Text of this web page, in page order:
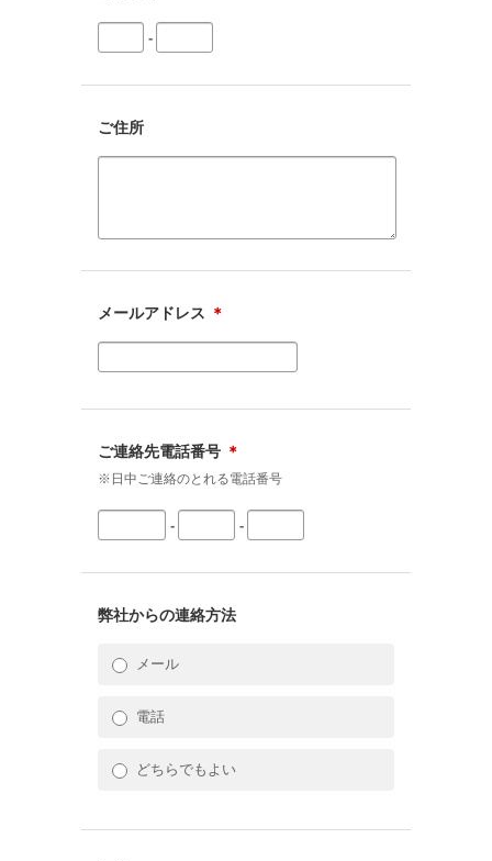
-
ご住所
メールアドレス ＊
ご連絡先電話番号 ＊
※日中ご連絡のとれる電話番号
- -
弊社からの連絡方法
メール
電話
どちらでもよい